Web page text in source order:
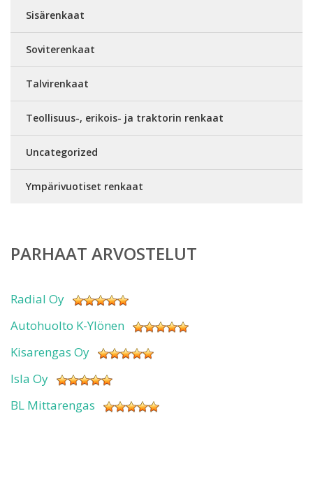
Sisärenkaat
Soviterenkaat
Talvirenkaat
Teollisuus-, erikois- ja traktorin renkaat
Uncategorized
Ympärivuotiset renkaat
PARHAAT ARVOSTELUT
Radial Oy
Autohuolto K-Ylönen
Kisarengas Oy
Isla Oy
BL Mittarengas